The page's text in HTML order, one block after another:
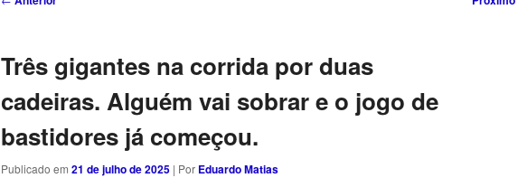
Três gigantes na corrida por duas
cadeiras. Alguém vai sobrar e o jogo de
bastidores já começou.
Publicado em 21 de julho de 2025 | Por Eduardo Matias